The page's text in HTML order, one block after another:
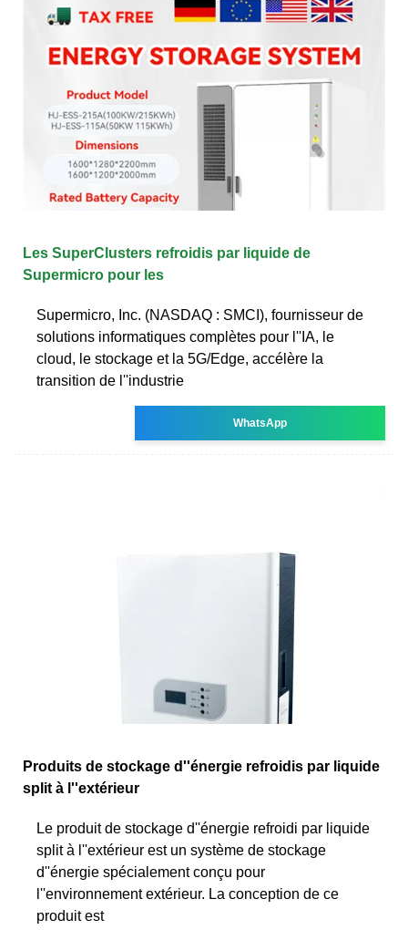
Les SuperClusters refroidis par liquide de
Supermicro pour les
Supermicro, Inc. (NASDAQ : SMCI), fournisseur de
solutions informatiques complètes pour l''IA, le
cloud, le stockage et la 5G/Edge, accélère la
transition de l''industrie
WhatsApp
Produits de stockage d''énergie refroidis par liquide
split à l''extérieur
Le produit de stockage d''énergie refroidi par liquide
split à l''extérieur est un système de stockage
d''énergie spécialement conçu pour
l''environnement extérieur. La conception de ce
produit est